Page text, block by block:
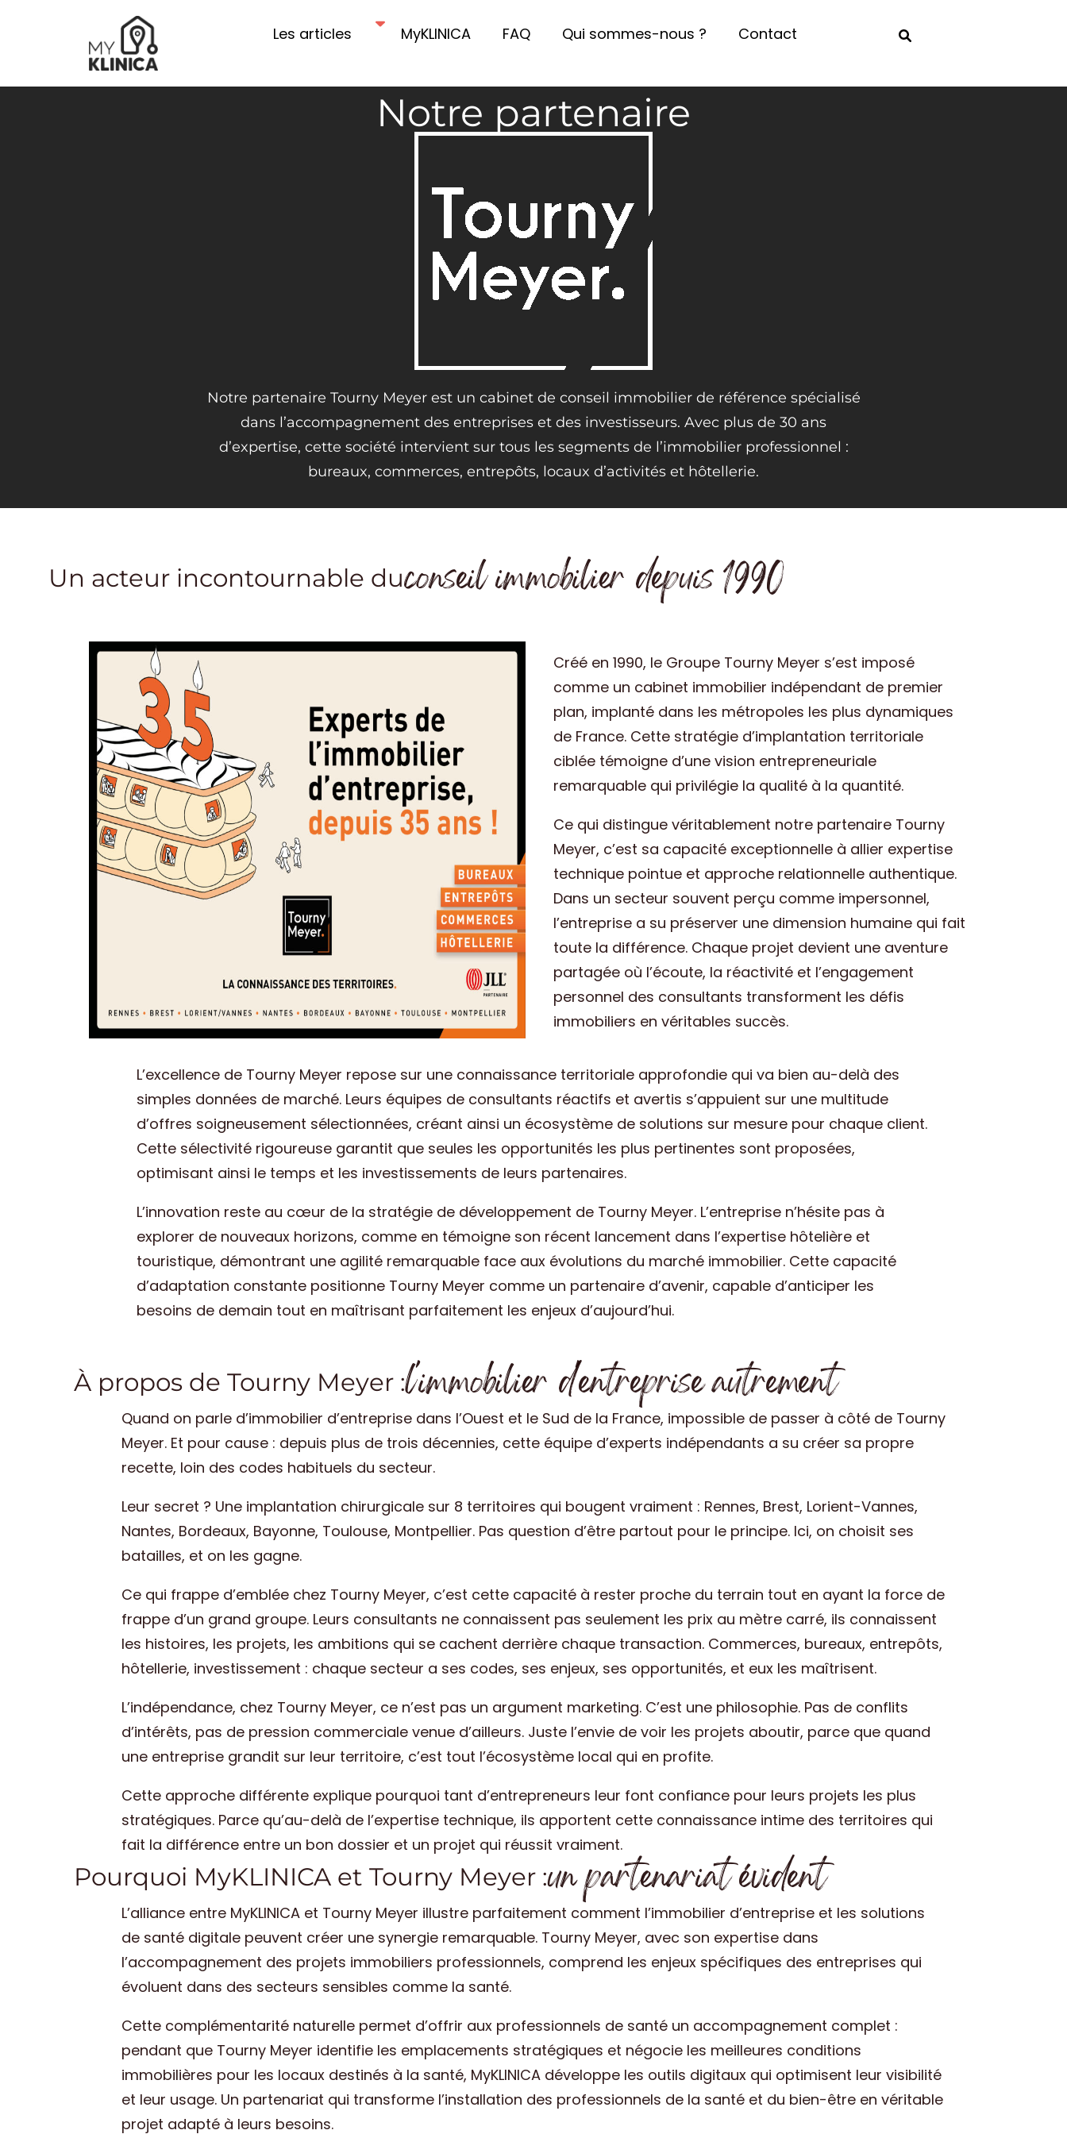
Les articles MyKLINICA FAQ Qui sommes-nous ? Contact
Notre partenaire
Notre partenaire Tourny Meyer est un cabinet de conseil immobilier de référence spécialisé
dans l’accompagnement des entreprises et des investisseurs. Avec plus de 30 ans
d’expertise, cette société intervient sur tous les segments de l’immobilier professionnel :
bureaux, commerces, entrepôts, locaux d’activités et hôtellerie.
Un acteur incontournable duconseil immobilier depuis 1990
Créé en 1990, le Groupe Tourny Meyer s’est imposé
comme un cabinet immobilier indépendant de premier
plan, implanté dans les métropoles les plus dynamiques
de France. Cette stratégie d’implantation territoriale
ciblée témoigne d’une vision entrepreneuriale
remarquable qui privilégie la qualité à la quantité.
Ce qui distingue véritablement notre partenaire Tourny
Meyer, c’est sa capacité exceptionnelle à allier expertise
technique pointue et approche relationnelle authentique.
Dans un secteur souvent perçu comme impersonnel,
l’entreprise a su préserver une dimension humaine qui fait
toute la différence. Chaque projet devient une aventure
partagée où l’écoute, la réactivité et l’engagement
personnel des consultants transforment les défis
immobiliers en véritables succès.
L’excellence de Tourny Meyer repose sur une connaissance territoriale approfondie qui va bien au-delà des
simples données de marché. Leurs équipes de consultants réactifs et avertis s’appuient sur une multitude
d’offres soigneusement sélectionnées, créant ainsi un écosystème de solutions sur mesure pour chaque client.
Cette sélectivité rigoureuse garantit que seules les opportunités les plus pertinentes sont proposées,
optimisant ainsi le temps et les investissements de leurs partenaires.
L’innovation reste au cœur de la stratégie de développement de Tourny Meyer. L’entreprise n’hésite pas à
explorer de nouveaux horizons, comme en témoigne son récent lancement dans l’expertise hôtelière et
touristique, démontrant une agilité remarquable face aux évolutions du marché immobilier. Cette capacité
d’adaptation constante positionne Tourny Meyer comme un partenaire d’avenir, capable d’anticiper les
besoins de demain tout en maîtrisant parfaitement les enjeux d’aujourd’hui.
À propos de Tourny Meyer :l'immobilier d'entreprise autrement
Quand on parle d’immobilier d’entreprise dans l’Ouest et le Sud de la France, impossible de passer à côté de Tourny
Meyer. Et pour cause : depuis plus de trois décennies, cette équipe d’experts indépendants a su créer sa propre
recette, loin des codes habituels du secteur.
Leur secret ? Une implantation chirurgicale sur 8 territoires qui bougent vraiment : Rennes, Brest, Lorient-Vannes,
Nantes, Bordeaux, Bayonne, Toulouse, Montpellier. Pas question d’être partout pour le principe. Ici, on choisit ses
batailles, et on les gagne.
Ce qui frappe d’emblée chez Tourny Meyer, c’est cette capacité à rester proche du terrain tout en ayant la force de
frappe d’un grand groupe. Leurs consultants ne connaissent pas seulement les prix au mètre carré, ils connaissent
les histoires, les projets, les ambitions qui se cachent derrière chaque transaction. Commerces, bureaux, entrepôts,
hôtellerie, investissement : chaque secteur a ses codes, ses enjeux, ses opportunités, et eux les maîtrisent.
L’indépendance, chez Tourny Meyer, ce n’est pas un argument marketing. C’est une philosophie. Pas de conflits
d’intérêts, pas de pression commerciale venue d’ailleurs. Juste l’envie de voir les projets aboutir, parce que quand
une entreprise grandit sur leur territoire, c’est tout l’écosystème local qui en profite.
Cette approche différente explique pourquoi tant d’entrepreneurs leur font confiance pour leurs projets les plus
stratégiques. Parce qu’au-delà de l’expertise technique, ils apportent cette connaissance intime des territoires qui
fait la différence entre un bon dossier et un projet qui réussit vraiment.
Pourquoi MyKLINICA et Tourny Meyer :un partenariat évident
L’alliance entre MyKLINICA et Tourny Meyer illustre parfaitement comment l’immobilier d’entreprise et les solutions
de santé digitale peuvent créer une synergie remarquable. Tourny Meyer, avec son expertise dans
l’accompagnement des projets immobiliers professionnels, comprend les enjeux spécifiques des entreprises qui
évoluent dans des secteurs sensibles comme la santé.
Cette complémentarité naturelle permet d’offrir aux professionnels de santé un accompagnement complet :
pendant que Tourny Meyer identifie les emplacements stratégiques et négocie les meilleures conditions
immobilières pour les locaux destinés à la santé, MyKLINICA développe les outils digitaux qui optimisent leur visibilité
et leur usage. Un partenariat qui transforme l’installation des professionnels de la santé et du bien-être en véritable
projet adapté à leurs besoins.